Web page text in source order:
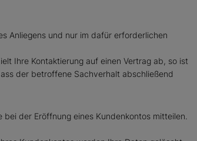
Anliegens und nur im dafür erforderlichen
Ihre Kontaktierung auf einen Vertrag ab, so ist
der betroffene Sachverhalt abschließend
der Eröffnung eines Kundenkontos mitteilen.